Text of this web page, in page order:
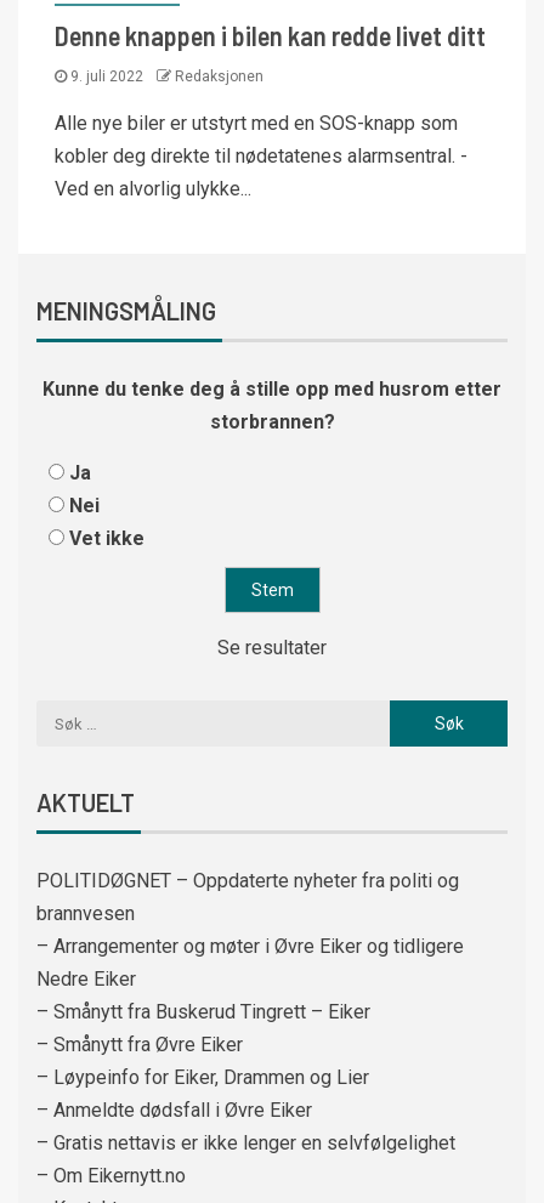
Denne knappen i bilen kan redde livet ditt
9. juli 2022 Redaksjonen
Alle nye biler er utstyrt med en SOS-knapp som
kobler deg direkte til nødetatenes alarmsentral. -
Ved en alvorlig ulykke...
MENINGSMÅLING
Kunne du tenke deg å stille opp med husrom etter
storbrannen?
Ja
Nei
Vet ikke
Se resultater
AKTUELT
POLITIDØGNET – Oppdaterte nyheter fra politi og
brannvesen
– Arrangementer og møter i Øvre Eiker og tidligere
Nedre Eiker
– Smånytt fra Buskerud Tingrett – Eiker
– Smånytt fra Øvre Eiker
– Løypeinfo for Eiker, Drammen og Lier
– Anmeldte dødsfall i Øvre Eiker
– Gratis nettavis er ikke lenger en selvfølgelighet
– Om Eikernytt.no